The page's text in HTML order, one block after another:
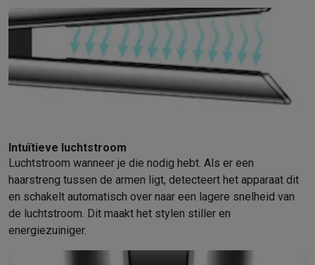
Intuïtieve luchtstroom
Luchtstroom wanneer je die nodig hebt. Als er een
haarstreng tussen de armen ligt, detecteert het apparaat dit
en schakelt automatisch over naar een lagere snelheid van
de luchtstroom. Dit maakt het stylen stiller en
energiezuiniger.